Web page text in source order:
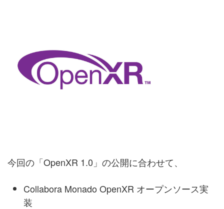
今回の「OpenXR 1.0」の公開に合わせて、
Collabora Monado OpenXR オープンソース実
装